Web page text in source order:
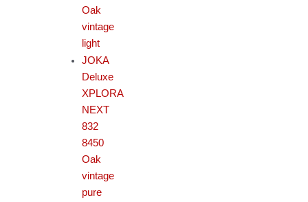
Oak
vintage
light
JOKA
Deluxe
XPLORA
NEXT
832
8450
Oak
vintage
pure